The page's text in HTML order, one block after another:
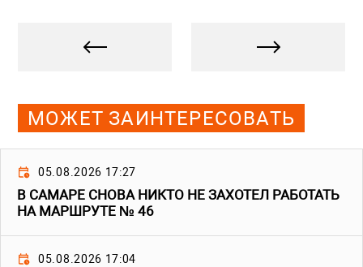
МОЖЕТ ЗАИНТЕРЕСОВАТЬ
05.08.2026 17:27
В САМАРЕ СНОВА НИКТО НЕ ЗАХОТЕЛ РАБОТАТЬ
НА МАРШРУТЕ № 46
05.08.2026 17:04